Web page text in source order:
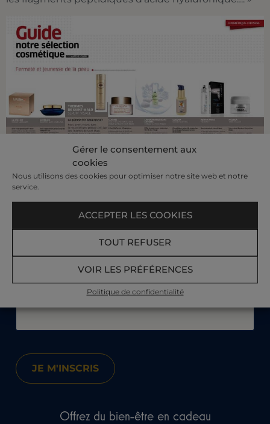
Gérer le consentement aux
cookies
Nous utilisons des cookies pour optimiser notre site web et notre
service.
ACCEPTER LES COOKIES
TOUT REFUSER
VOIR LES PRÉFÉRENCES
Politique de confidentialité
Offrez du bien-être en cadeau
Recevez nos offres et actualités par e-mail​